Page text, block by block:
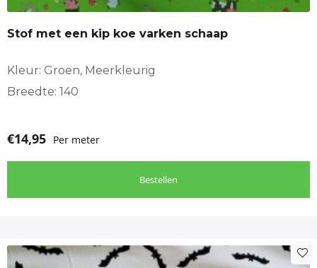
Stof met een kip koe varken schaap
Kleur: Groen, Meerkleurig
Breedte: 140
€14,95 Per meter
Bestellen